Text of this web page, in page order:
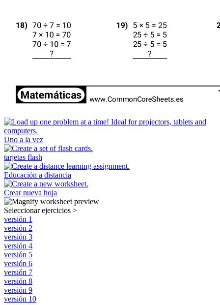
Uno a la vez
tarjetas flash
Educación a distancia
Crear nueva hoja
Seleccionar ejercicios >
versión 1
versión 2
versión 3
versión 4
versión 5
versión 6
versión 7
versión 8
versión 9
versión 10